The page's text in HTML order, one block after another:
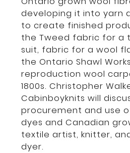
developing it into yarn
to create finished
the Tweed fabric for a
suit, fabric for a wool
the Ontario Shawl
reproduction wool
1800s. Christopher
Cabinboyknits will
procurement and use
dyes and Canadian
textile artist, knitter,
dyer.